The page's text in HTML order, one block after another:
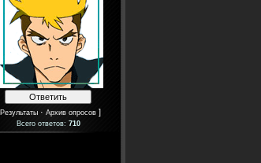
Результаты · Архив опросов ]
Всего ответов: 710